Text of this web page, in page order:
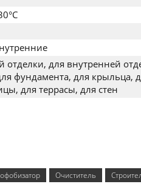
отделки, для внутренней
фундамента, для крыльца,
для террасы, для стен
Очиститель